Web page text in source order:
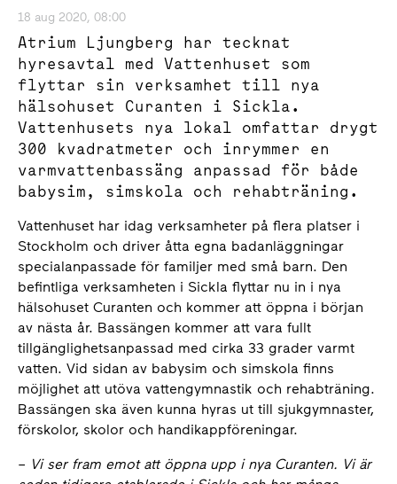
18 aug 2020, 08:00
Atrium Ljungberg har tecknat
hyresavtal med Vattenhuset som
flyttar sin verksamhet till nya
hälsohuset Curanten i Sickla.
Vattenhusets nya lokal omfattar drygt
300 kvadratmeter och inrymmer en
varmvattenbassäng anpassad för både
babysim, simskola och rehabträning.
Vattenhuset har idag verksamheter på flera platser i
Stockholm och driver åtta egna badanläggningar
specialanpassade för familjer med små barn. Den
befintliga verksamheten i Sickla flyttar nu in i nya
hälsohuset Curanten och kommer att öppna i början
av nästa år. Bassängen kommer att vara fullt
tillgänglighetsanpassad med cirka 33 grader varmt
vatten. Vid sidan av babysim och simskola finns
möjlighet att utöva vattengymnastik och rehabträning.
Bassängen ska även kunna hyras ut till sjukgymnaster,
förskolor, skolor och handikappföreningar.
– Vi ser fram emot att öppna upp i nya Curanten. Vi är